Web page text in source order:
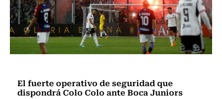
El fuerte operativo de seguridad que
dispondrá Colo Colo ante Boca Juniors